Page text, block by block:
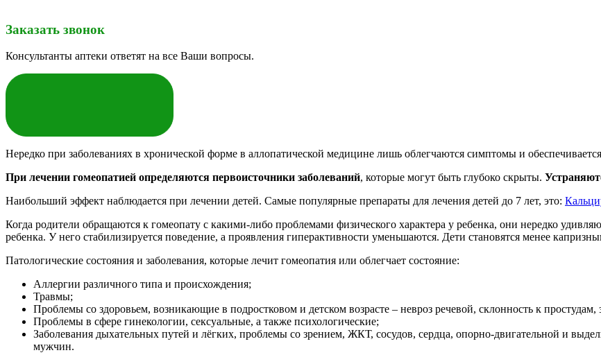
Заказать звонок
Консультанты аптеки ответят на все Ваши вопросы.
Нередко при заболеваниях в хронической форме в аллопатической медицине лишь облегчаются симптомы и
При лечении гомеопатией определяются первоисточники заболеваний, которые могут быть глубоко скрыты.
Наибольший эффект наблюдается при лечении детей. Самые популярные препараты для лечения детей до 7 лет, это:
Когда родители обращаются к гомеопату с какими-либо проблемами физического характера у ребенка, они нередко
ребенка. У него стабилизируется поведение, а проявления гиперактивности уменьшаются. Дети становятся менее
Патологические состояния и заболевания, которые лечит гомеопатия или облегчает состояние:
Аллергии различного типа и происхождения;
Травмы;
Проблемы со здоровьем, возникающие в подростковом и детском возрасте – невроз речевой, склонность к
Проблемы в сфере гинекологии, сексуальные, а также психологические;
Заболевания дыхательных путей и лёгких, проблемы со зрением, ЖКТ, сосудов, сердца, опорно-двигательной и
мужчин.